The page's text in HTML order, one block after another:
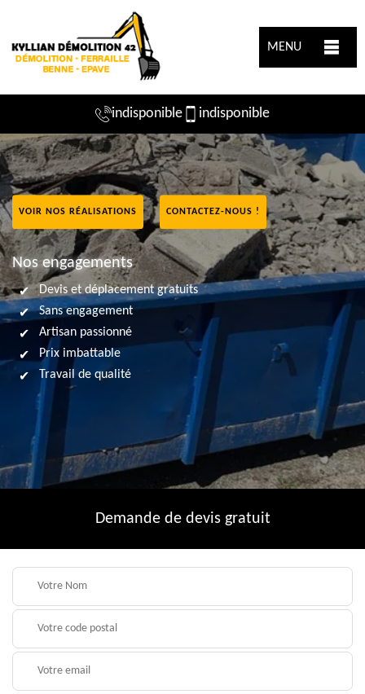
MENU
indisponible indisponible
VOIR NOS RÉALISATIONS CONTACTEZ-NOUS !
Nos engagements
Devis et déplacement gratuits
Sans engagement
Artisan passionné
Prix imbattable
Travail de qualité
Demande de devis gratuit